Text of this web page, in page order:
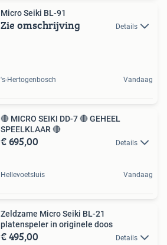
Micro Seiki BL-91
Zie omschrijving Details
's-Hertogenbosch Vandaag
🔴 MICRO SEIKI DD-7 🔴 GEHEEL
SPEELKLAAR 🔴
€ 695,00 Details
Hellevoetsluis Vandaag
Zeldzame Micro Seiki BL-21
platenspeler in originele doos
€ 495,00 Details